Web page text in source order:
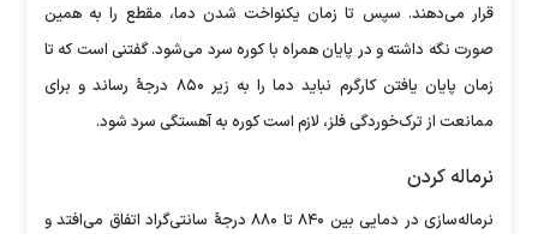
قرار می‌دهند. سپس تا زمان یکنواخت شدن دما، مقطع را به همین
صورت نگه داشته و در پایان همراه با کوره سرد می‌شود. گفتنی است که تا
زمان پایان یافتن کارگرم نباید دما را به زیر ۸۵۰ درجۀ رساند و برای
ممانعت از ترک‌خوردگی فلز، لازم است کوره به آهستگی سرد شود.
نرماله کردن
نرماله‌سازی در دمایی بین ۸۴۰ تا ۸۸۰ درجۀ سانتی‌گراد اتفاق می‌افتد و